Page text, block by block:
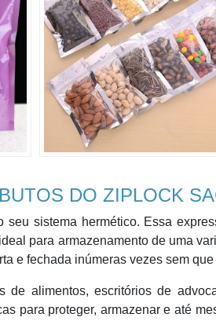
DO ZIPLOCK
sistema hermético. Essa
para armazenamento de uma
e fechada inúmeras vezes sem
de alimentos, escritórios de
para proteger, armazenar e até